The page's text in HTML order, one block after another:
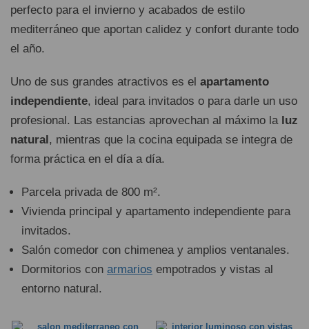
perfecto para el invierno y acabados de estilo
mediterráneo que aportan calidez y confort durante todo
el año.
Uno de sus grandes atractivos es el apartamento
independiente, ideal para invitados o para darle un uso
profesional. Las estancias aprovechan al máximo la luz
natural, mientras que la cocina equipada se integra de
forma práctica en el día a día.
Parcela privada de 800 m².
Vivienda principal y apartamento independiente para
invitados.
Salón comedor con chimenea y amplios ventanales.
Dormitorios con armarios empotrados y vistas al
entorno natural.